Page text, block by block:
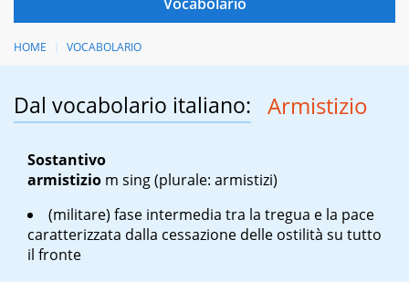
HOME VOCABOLARIO
Dal vocabolario italiano: Armistizio
Sostantivo
armistizio m sing(plurale: armistizi)
(militare) fase intermedia tra la tregua e la pace
caratterizzata dalla cessazione delle ostilità su tutto
il fronte